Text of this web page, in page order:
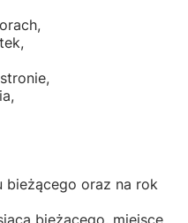
bieżącego oraz na rok
bieżącego, miejsce